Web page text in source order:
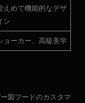
えめで機能的なデザ
ン
ョーカー、高級美学
製フードのカスタマ